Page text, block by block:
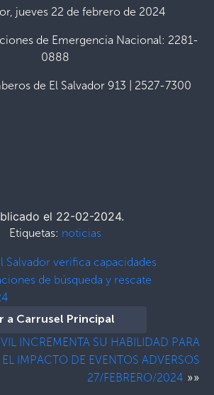
jueves 22 de febrero de 2024
de Emergencia Nacional: 2281-
0888
de El Salvador 913 | 2527-7300
el 22-02-2024.
Etiquetas: noticias
Salvador verifica capacidades
de búsqueda y rescate
Ir a Carrusel Principal
INCREMENTA SU HABILIDAD PARA
EL IMPACTO DE EVENTOS ADVERSOS
27/FEBRERO/2024 »»